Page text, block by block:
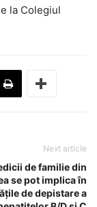
la Colegiul
Next article
de familie din
se pot implica în
de depistare a